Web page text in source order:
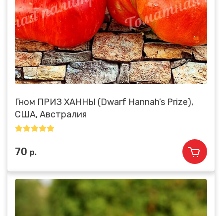
Гном ПРИЗ ХАННЫ (Dwarf Hannah’s Prize),
США, Австралия
70 р.